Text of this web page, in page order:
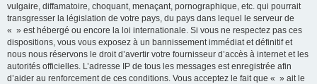
vulgaire, diffamatoire, choquant, menaçant, pornographique, etc. qui pourrait
transgresser la législation de votre pays, du pays dans lequel le serveur de
« » est hébergé ou encore la loi internationale. Si vous ne respectez pas ces
dispositions, vous vous exposez à un bannissement immédiat et définitif et
nous nous réservons le droit d’avertir votre fournisseur d’accès à internet et les
autorités officielles. L’adresse IP de tous les messages est enregistrée afin
d’aider au renforcement de ces conditions. Vous acceptez le fait que « » ait le